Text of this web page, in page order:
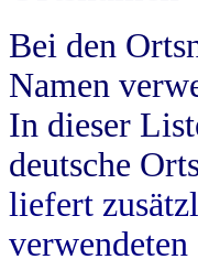
Bei den
Namen
In dieser
deutsche
liefert